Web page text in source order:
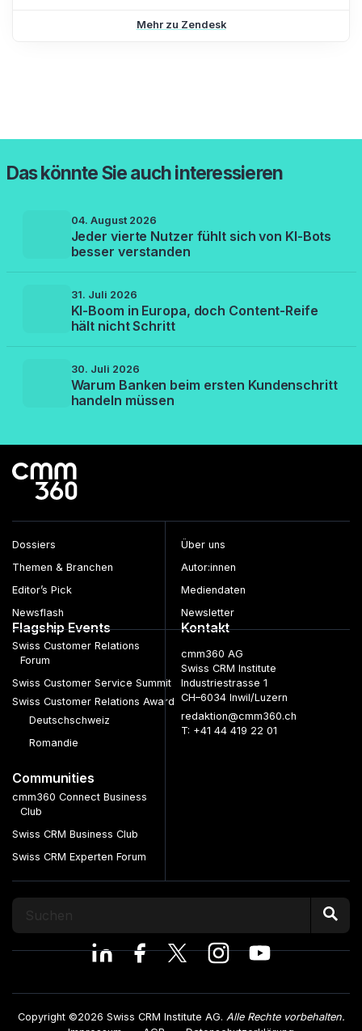
Mehr zu Zendesk
Das könnte Sie auch interessieren
04. August 2026
Jeder vierte Nutzer fühlt sich von KI-Bots
besser verstanden
31. Juli 2026
KI-Boom in Europa, doch Content-Reife
hält nicht Schritt
30. Juli 2026
Warum Banken beim ersten Kundenschritt
handeln müssen
Dossiers
Themen & Branchen
Editor’s Pick
Newsflash
Über uns
Autor:innen
Mediendaten
Newsletter
Flagship Events
Swiss Customer Relations
Forum
Swiss Customer Service Summit
Swiss Customer Relations Award
Deutschschweiz
Romandie
Communities
cmm360 Connect Business
Club
Swiss CRM Business Club
Swiss CRM Experten Forum
Kontakt
cmm360 AG
Swiss CRM Institute
Industriestrasse 1
CH–6034 Inwil/Luzern
redaktion@cmm360.ch
T: +41 44 419 22 01
Copyright ©2026 Swiss CRM Institute AG. Alle Rechte vorbehalten.